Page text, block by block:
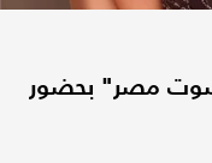
مصر" بحضور